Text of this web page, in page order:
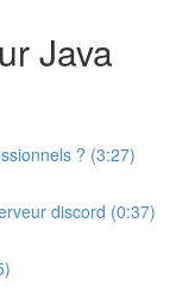
Java
? (3:27)
discord (0:37)